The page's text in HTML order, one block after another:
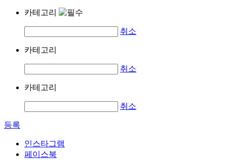
카테고리
취소
카테고리
취소
카테고리
취소
등록
인스타그램
페이스북